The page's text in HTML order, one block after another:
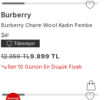
Burberry
Burberry Charm Wool Kadın Pembe
Şal
12.359 TL9.899 TL
Son 10 Günün En Düşük Fiyatı